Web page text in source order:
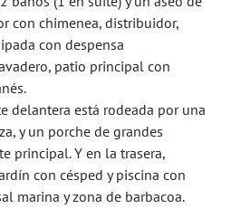
con chimenea, distribuidor,
con despensa
patio principal con
delantera está rodeada por una
y un porche de grandes
principal. Y en la trasera,
con césped y piscina con
marina y zona de barbacoa.